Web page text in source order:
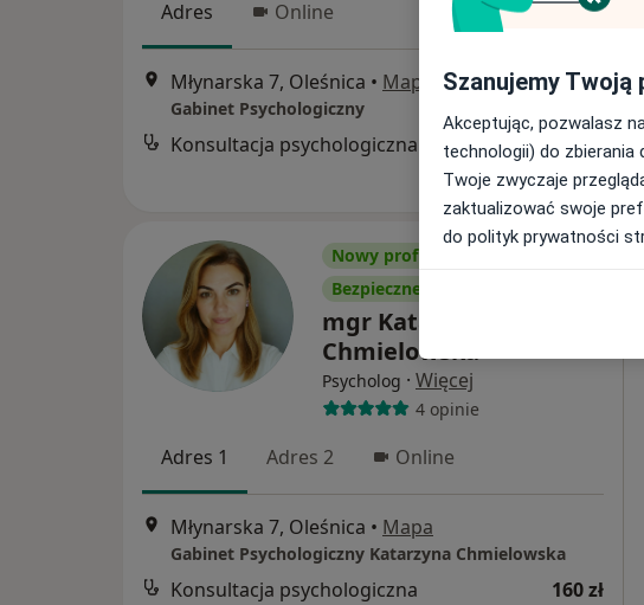
Adres Online
Młynarska 7, Oleśnica • Mapa
Gabinet Psychologiczny
Konsultacja psychologiczna 170 zł
Nowy profil na ZnanyLekarz
Bezpieczne płatności
mgr Katarzyna
Chmielowska
Psycholog · Więcej
4 opinie
Adres 1 Adres 2 Online
Młynarska 7, Oleśnica • Mapa
Gabinet Psychologiczny Katarzyna Chmielowska
Konsultacja psychologiczna 160 zł
Szanujemy Twoją
Akceptując, pozwalasz
technologii) do
Twoje zwyczaje
zaktualizować swoje
do polityk prywatności